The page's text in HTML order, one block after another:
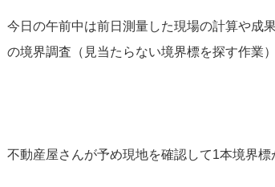
今日の午前中は前日測量した現場の計算や成
の境界調査（見当たらない境界標を探す作業
不動産屋さんが予め現地を確認して1本境界標